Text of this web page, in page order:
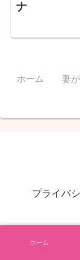
ナ
ホーム 妻
プライバ
ホーム